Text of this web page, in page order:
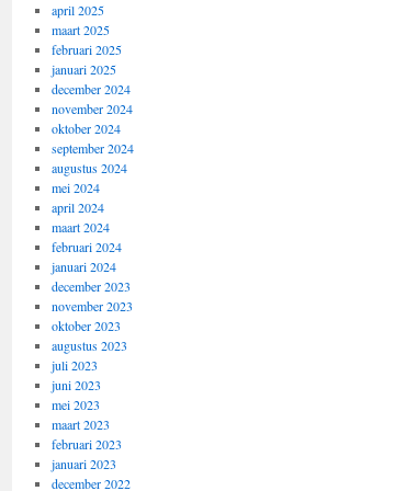
april 2025
maart 2025
februari 2025
januari 2025
december 2024
november 2024
oktober 2024
september 2024
augustus 2024
mei 2024
april 2024
maart 2024
februari 2024
januari 2024
december 2023
november 2023
oktober 2023
augustus 2023
juli 2023
juni 2023
mei 2023
maart 2023
februari 2023
januari 2023
december 2022